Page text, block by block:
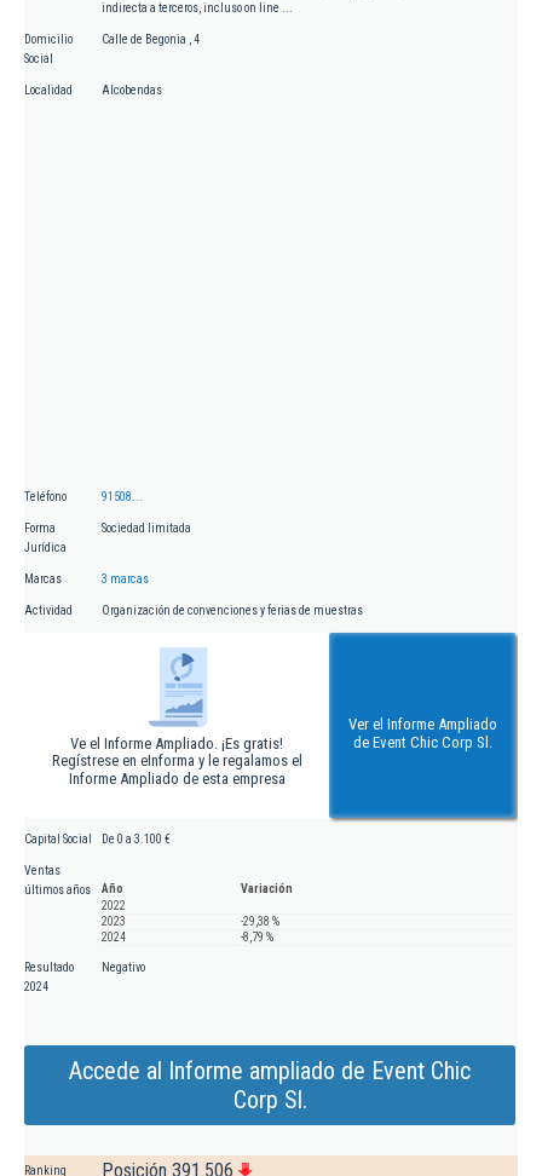
indirecta a terceros, incluso on line ...
Domicilio
Social
Calle de Begonia , 4
Localidad Alcobendas
Teléfono 91508...
Forma
Jurídica
Sociedad limitada
Marcas 3 marcas
Actividad Organización de convenciones y ferias de muestras
Ve el Informe Ampliado. ¡Es gratis!
Regístrese en eInforma y le regalamos el
Informe Ampliado de esta empresa
Ver el Informe Ampliado
de Event Chic Corp Sl.
Capital Social De 0 a 3.100 €
Ventas
últimos años
Año
Variación
2022
2023
-29,38 %
2024
-8,79 %
Resultado
2024
Negativo
Accede al Informe ampliado de Event Chic
Corp Sl.
Ranking
Posición 391.506